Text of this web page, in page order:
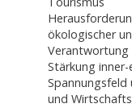
ökologischer
Verantwortung
Stärkung
Spannungsfeld
und